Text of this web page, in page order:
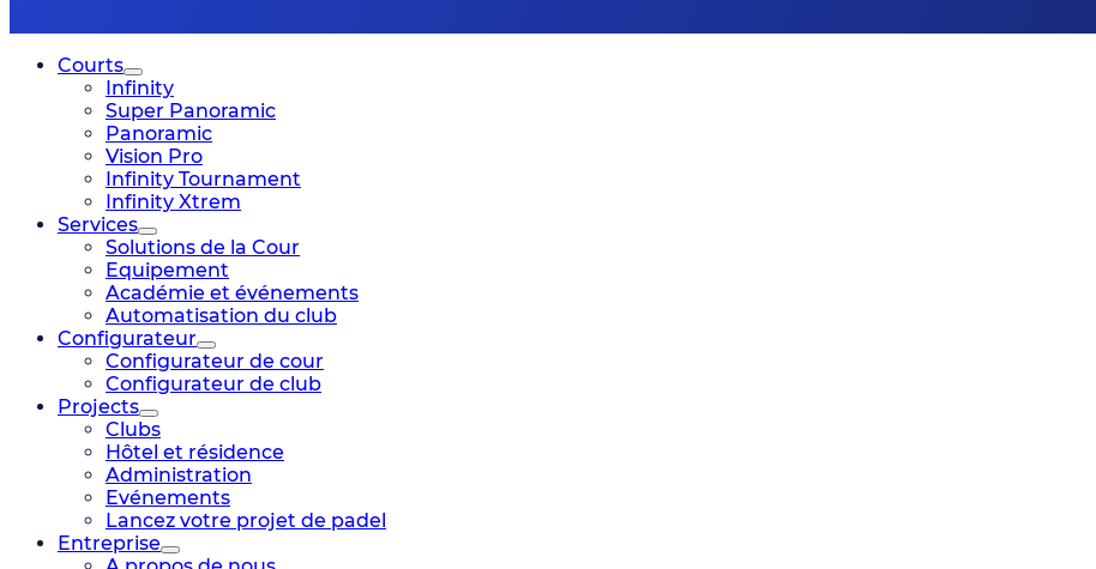
Courts
Infinity
Super Panoramic
Panoramic
Vision Pro
Infinity Tournament
Infinity Xtrem
Services
Solutions de la Cour
Equipement
Académie et événements
Automatisation du club
Configurateur
Configurateur de cour
Configurateur de club
Projects
Clubs
Hôtel et résidence
Administration
Evénements
Lancez votre projet de padel
Entreprise